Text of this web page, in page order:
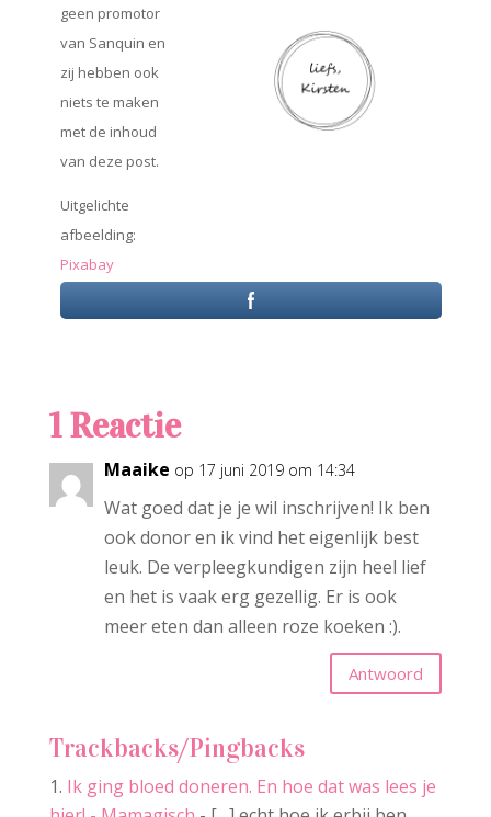
geen promotor
van Sanquin en
zij hebben ook
niets te maken
met de inhoud
van deze post.
Uitgelichte
afbeelding:
Pixabay
1 Reactie
Maaike op 17 juni 2019 om 14:34
Wat goed dat je je wil inschrijven! Ik ben
ook donor en ik vind het eigenlijk best
leuk. De verpleegkundigen zijn heel lief
en het is vaak erg gezellig. Er is ook
meer eten dan alleen roze koeken :).
Antwoord
Trackbacks/Pingbacks
Ik ging bloed doneren. En hoe dat was lees je